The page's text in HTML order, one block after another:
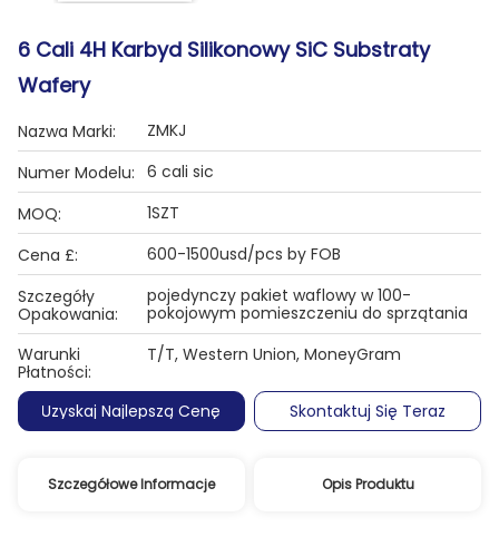
6 Cali 4H Karbyd Silikonowy SiC Substraty
Wafery
Nazwa Marki:
ZMKJ
Numer Modelu: 6 cali sic
MOQ:
1SZT
Cena £:
600-1500usd/pcs by FOB
Szczegóły
Opakowania:
pojedynczy pakiet waflowy w 100-
pokojowym pomieszczeniu do sprzątania
Warunki
Płatności:
T/T, Western Union, MoneyGram
Uzyskaj Najlepszą Cenę Skontaktuj Się Teraz
Szczegółowe Informacje Opis Produktu